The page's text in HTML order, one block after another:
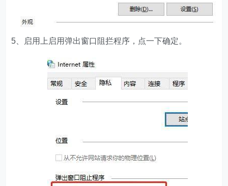
5、启用上启用弹出窗口阻拦程序，点一下确定。